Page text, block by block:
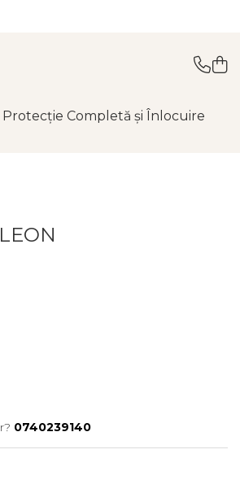
Protecție Completă și Înlocuire
0740239140